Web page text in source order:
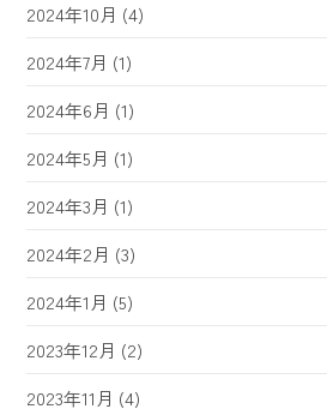
2024年10月 (4)
2024年7月 (1)
2024年6月 (1)
2024年5月 (1)
2024年3月 (1)
2024年2月 (3)
2024年1月 (5)
2023年12月 (2)
2023年11月 (4)